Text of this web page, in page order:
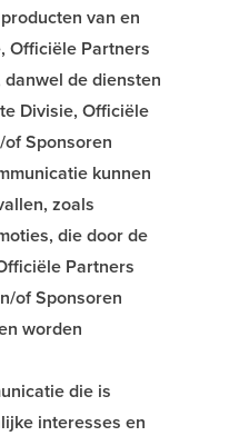
van en
Officiële Partners
de diensten
Divisie, Officiële
Sponsoren
kunnen
zoals
die door de
Partners
of Sponsoren
worden
die is
interesses en